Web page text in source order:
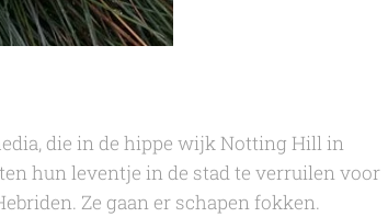
die in de hippe wijk Notting Hill in
hun leventje in de stad te verruilen voor
Ze gaan er schapen fokken.